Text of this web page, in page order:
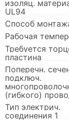
изоляц.
UL94
Способ
Рабочая
Требуется
пластина
Поперечн.
подключ.
(гибкого)
Тип электрич.
соединения 1